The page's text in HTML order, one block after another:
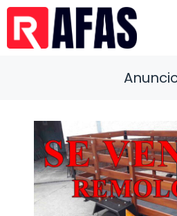
Saltar
contenido